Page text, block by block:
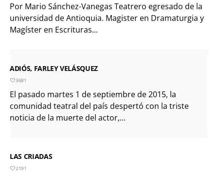
Por Mario Sánchez-Vanegas Teatrero egresado de la
universidad de Antioquia. Magister en Dramaturgia y
Magíster en Escrituras...
ADIÓS, FARLEY VELÁSQUEZ
3681
El pasado martes 1 de septiembre de 2015, la
comunidad teatral del país despertó con la triste
noticia de la muerte del actor,...
LAS CRIADAS
2191